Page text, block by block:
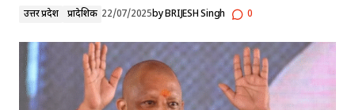
उत्तर प्रदेश प्रादेशिक 22/07/2025byBRIJESH Singh 0